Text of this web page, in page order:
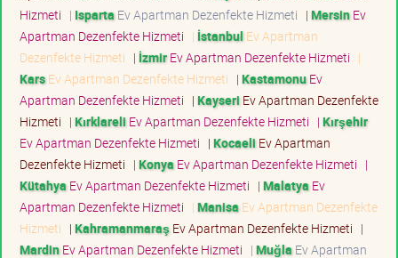
Hizmeti | Isparta Ev Apartman Dezenfekte Hizmeti | MersinEv
Apartman Dezenfekte Hizmeti | İstanbul Ev Apartman
Dezenfekte Hizmeti | İzmirEv Apartman Dezenfekte Hizmeti |
KarsEv Apartman Dezenfekte Hizmeti | KastamonuEv
Apartman Dezenfekte Hizmeti | Kayseri Ev Apartman Dezenfekte
Hizmeti | Kırklareli Ev Apartman Dezenfekte Hizmeti | Kırşehir
Ev Apartman Dezenfekte Hizmeti | Kocaeli Ev Apartman
Dezenfekte Hizmeti | Konya Ev Apartman Dezenfekte Hizmeti |
Kütahya Ev Apartman Dezenfekte Hizmeti | Malatya Ev
Apartman Dezenfekte Hizmeti | Manisa Ev Apartman Dezenfekte
Hizmeti | Kahramanmaraş Ev Apartman Dezenfekte Hizmeti |
MardinEv Apartman Dezenfekte Hizmeti | Muğla Ev Apartman